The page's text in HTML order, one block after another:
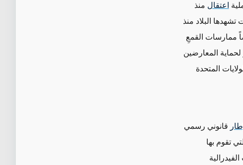
اعتقال منذ
البلاد منذ
ممارسات القمعِ
المعارضين
المتحدة
إطار قانوني رسمي
تقوم بها